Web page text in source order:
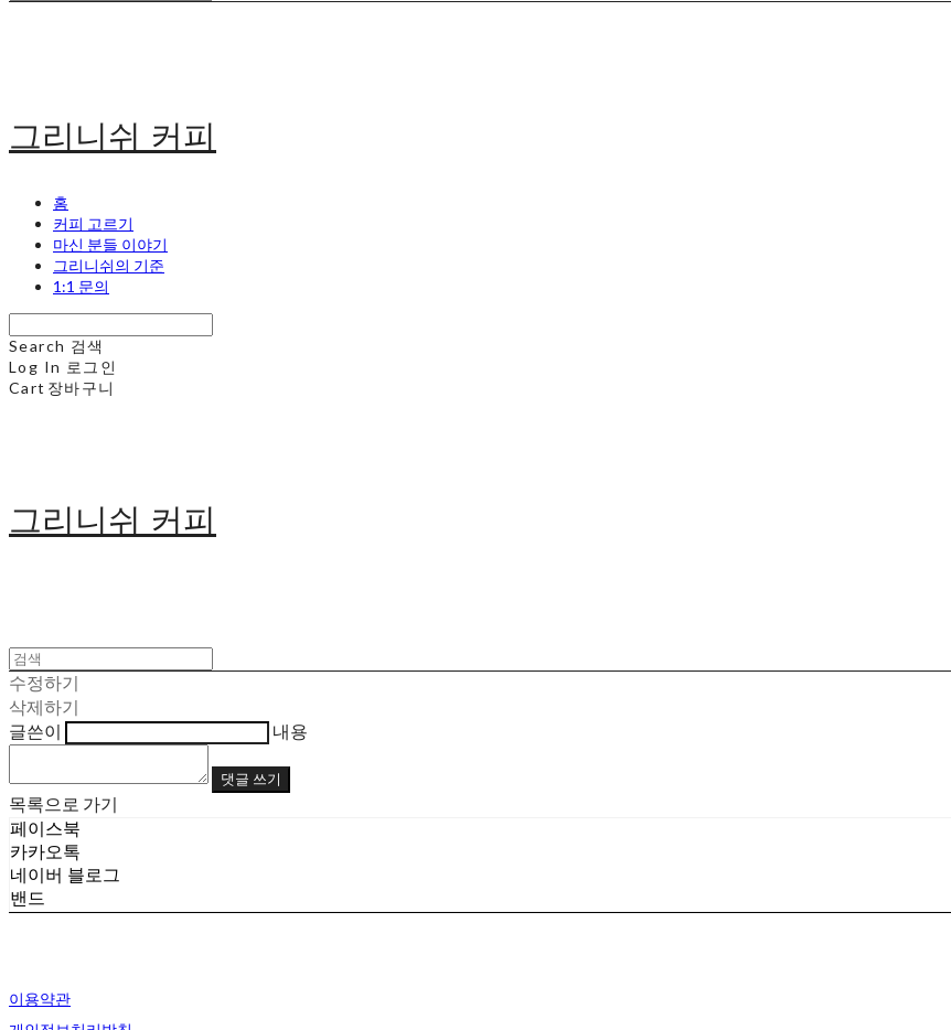
그리니쉬 커피
홈
커피 고르기
마신 분들 이야기
그리니쉬의 기준
1:1 문의
Search 검색
Log In 로그인
Cart 장바구니
그리니쉬 커피
수정하기
삭제하기
글쓴이
내용
댓글 쓰기
목록으로 가기
페이스북
카카오톡
네이버 블로그
밴드
이용약관